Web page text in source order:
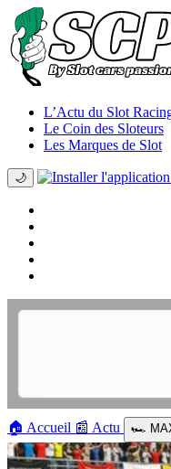
L’Actu du Slot
Le Coin des Sloteurs
Les Marques de Slot
🌙
🏠 Accueil 📰 Actu 🏎️